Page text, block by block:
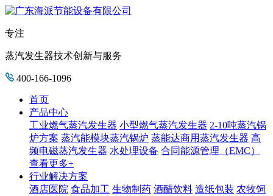
专注
蒸汽发生器技术创新与服务
400-166-1096
首页
产品中心
工业燃气蒸汽发生器 小型燃气蒸汽发生器 2-10吨蒸汽锅
炉方案 蒸汽能模块蒸汽锅炉 蒸能达商用蒸汽发生器 高
频电磁蒸汽发生器 水处理设备 合同能源管理（EMC）
查看更多+
行业解决方案
酒店医院 食品加工 生物制药 酒醋饮料 造纸包装 农牧饲